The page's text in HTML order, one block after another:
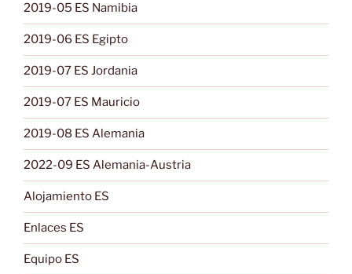
2019-05 ES Namibia
2019-06 ES Egipto
2019-07 ES Jordania
2019-07 ES Mauricio
2019-08 ES Alemania
2022-09 ES Alemania-Austria
Alojamiento ES
Enlaces ES
Equipo ES